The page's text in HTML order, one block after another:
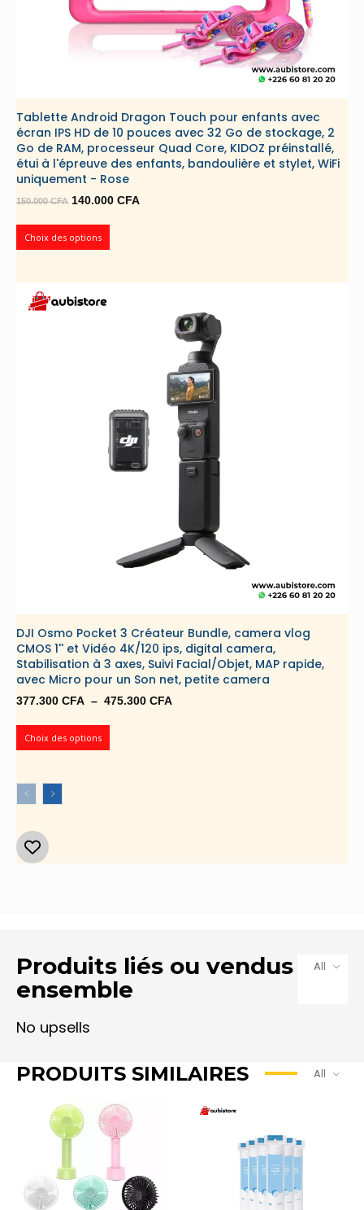
Tablette Android Dragon Touch pour enfants avec
écran IPS HD de 10 pouces avec 32 Go de stockage, 2
Go de RAM, processeur Quad Core, KIDOZ préinstallé,
étui à l'épreuve des enfants, bandoulière et stylet, WiFi
uniquement - Rose
150.000CFA Le
initial
140.000 CFA
Choix des options
DJI Osmo Pocket 3 Créateur Bundle, camera vlog
CMOS 1'' et Vidéo 4K/120 ips, digital camera,
Stabilisation à 3 axes, Suivi Facial/Objet, MAP rapide,
avec Micro pour un Son net, petite camera
377.300 CFA – 475.300 CFA
Choix des options
Produits liés ou vendus
ensemble
All
PRODUITS SIMILAIRES All